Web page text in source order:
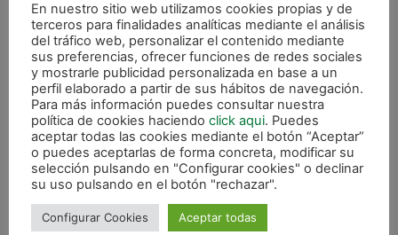
ANTERIOR
Patrocinadores
CALENDARIO DE LIGA
En nuestro sitio web utilizamos cookies propias y de
terceros para finalidades analíticas mediante el análisis
del tráfico web, personalizar el contenido mediante
sus preferencias, ofrecer funciones de redes sociales
y mostrarle publicidad personalizada en base a un
perfil elaborado a partir de sus hábitos de navegación.
Para más información puedes consultar nuestra
política de cookies haciendo click aqui. Puedes
aceptar todas las cookies mediante el botón “Aceptar”
o puedes aceptarlas de forma concreta, modificar su
selección pulsando en "Configurar cookies" o declinar
su uso pulsando en el botón "rechazar".
Configurar Cookies Aceptar todas